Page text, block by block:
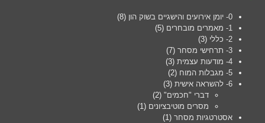
0- יומן אירועים והישגיים בשוק הון
(8)
1- מאמרים מובחרים
(5)
2- כללי
(3)
3- תרחישי מסחר
(7)
4- מודעות עצמית
(3)
5- מגבלות המוח
(2)
6- להשראה אישית
(3)
דברי "חכמים" (2)
מסרים מוטיבציונים (1)
אסטרטגיות מסחר (1)